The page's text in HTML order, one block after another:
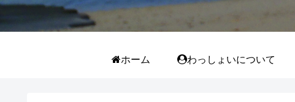
ホーム わっしょいについて